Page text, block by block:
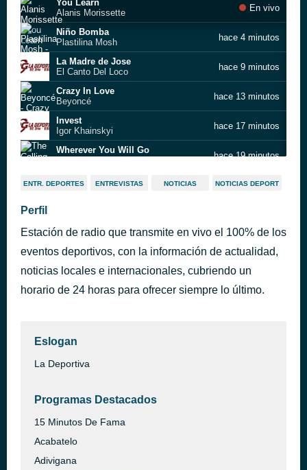
You Learn
Alanis Morissette
En vivo
Niño Bomba
Plastilina Mosh
hace 4 minutos
La Madre de Jose
El Canto Del Loco
hace 9 minutos
Crazy In Love
Beyoncé
hace 13 minutos
Invest
Igor Khainskyi
hace 17 minutos
Wherever You Will Go
hace 19 minutos
Déjate Caer
hace 23 minutos
La Guitarra
Los Auténticos Decadentes
Amarrado
hace 32 minutos
ENTR. DEPORTES ENTREVISTAS NOTICIAS NOTICIAS DEPORT
Perfil
Estación de radio que transmite en vivo el 100% de los
eventos deportivos, con la información de actualidad,
noticias locales e internacionales, cubriendo un
horario de 24 horas para ofrecer siempre lo último.
Eslogan
La Deportiva
Programas Destacados
15 Minutos De Fama
Acabatelo
Adivigana